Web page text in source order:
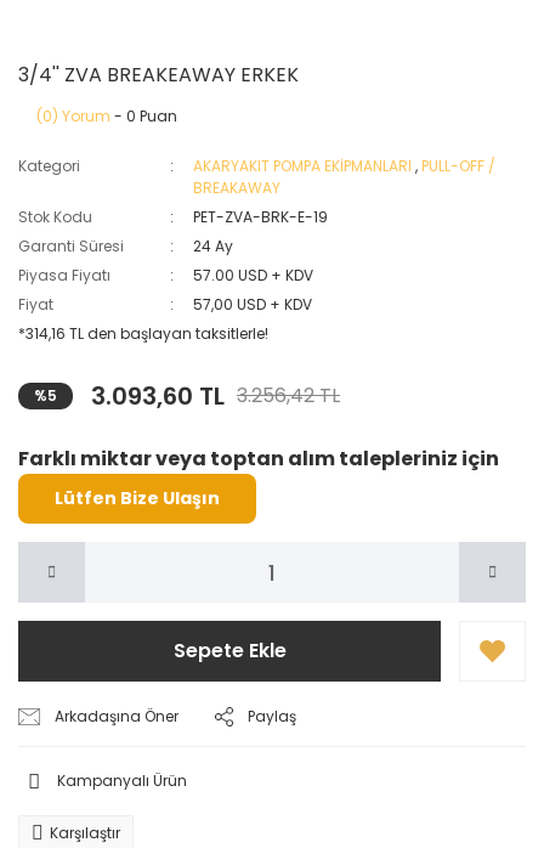
3/4'' ZVA BREAKEAWAY ERKEK
(0) Yorum - 0 Puan
Kategori AKARYAKIT POMPA EKİPMANLARI ,PULL-OFF /
BREAKAWAY
Stok Kodu
PET-ZVA-BRK-E-19
Garanti Süresi
24 Ay
Piyasa Fiyatı
57.00 USD + KDV
Fiyat
57,00 USD + KDV
*314,16 TL den başlayan taksitlerle!
%5 3.093,60 TL 3.256,42 TL
Farklı miktar veya toptan alım talepleriniz için
Lütfen Bize Ulaşın
Sepete Ekle
Arkadaşına Öner Paylaş
Kampanyalı Ürün
Karşılaştır